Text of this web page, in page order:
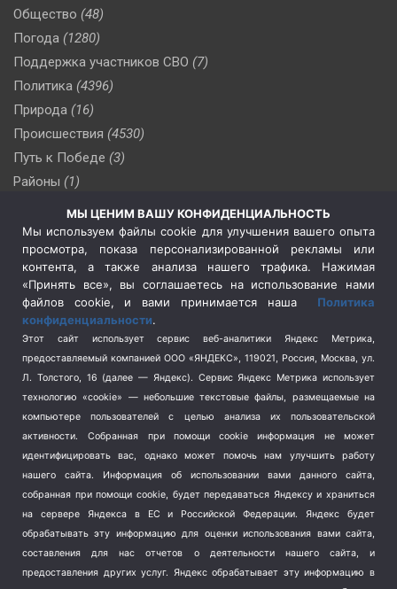
Общество (48)
Погода (1280)
Поддержка участников СВО (7)
Политика (4396)
Природа (16)
Происшествия (4530)
Путь к Победе (3)
Районы (1)
(510)
Сельское хозяйство (3)
Социальная политика
(3)
Спецоперация в Украине
Спецоперация на Украине
(404)
Спорт (740)
Терроризм (1)
Транспорт (262)
Туризм (178)
Школа и спорт (2)
Экология (8)
Экономика (1172)
МЫ ЦЕНИМ ВАШУ КОНФИДЕНЦИАЛЬНОСТЬ
Мы используем файлы cookie для улучшения вашего опыта
просмотра, показа персонализированной рекламы или
контента, а также анализа нашего трафика. Нажимая
«Принять все», вы соглашаетесь на использование нами
файлов cookie, и вами принимается наша Политика
конфиденциальности.
Этот сайт использует сервис веб-аналитики Яндекс Метрика,
предоставляемый компанией ООО «ЯНДЕКС», 119021, Россия, Москва, ул.
Л. Толстого, 16 (далее — Яндекс). Сервис Яндекс Метрика использует
технологию «cookie» — небольшие текстовые файлы, размещаемые на
компьютере пользователей с целью анализа их пользовательской
активности.
Собранная при помощи cookie информация не может
идентифицировать вас, однако может помочь нам улучшить работу
нашего сайта. Информация об использовании вами данного сайта,
собранная при помощи cookie, будет передаваться Яндексу и храниться
на сервере Яндекса в ЕС и Российской Федерации. Яндекс будет
обрабатывать эту информацию для оценки использования вами сайта,
составления для нас отчетов о деятельности нашего сайта, и
предоставления других услуг. Яндекс обрабатывает эту информацию в